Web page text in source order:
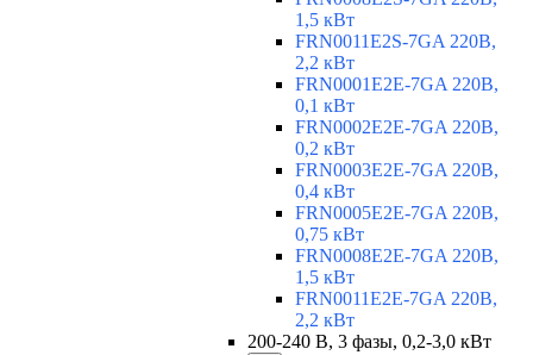
1,5 кВт
FRN0011E2S-7GA 220В,
2,2 кВт
FRN0001E2E-7GA 220В,
0,1 кВт
FRN0002E2E-7GA 220В,
0,2 кВт
FRN0003E2E-7GA 220В,
0,4 кВт
FRN0005E2E-7GA 220В,
0,75 кВт
FRN0008E2E-7GA 220В,
1,5 кВт
FRN0011E2E-7GA 220В,
2,2 кВт
200-240 В, 3 фазы, 0,2-3,0 кВт